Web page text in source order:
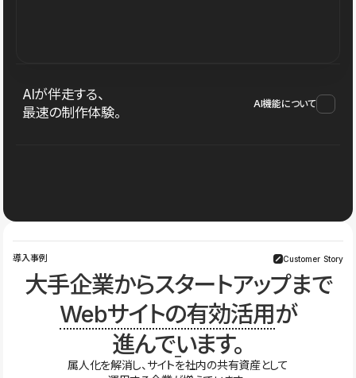
AIが伴走する、
最速の制作体験。
AI機能について
導入事例 Customer Story
大手企業からスタートアップまで
Webサイトの有効活用が
進んでいます。
属人化を解消し、サイトを社内の共有資産として